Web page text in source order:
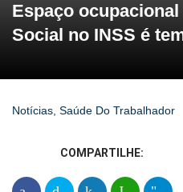
Espaço
Social no INSS é
Notícias, Saúde Do Trabalhador
COMPARTILHE: